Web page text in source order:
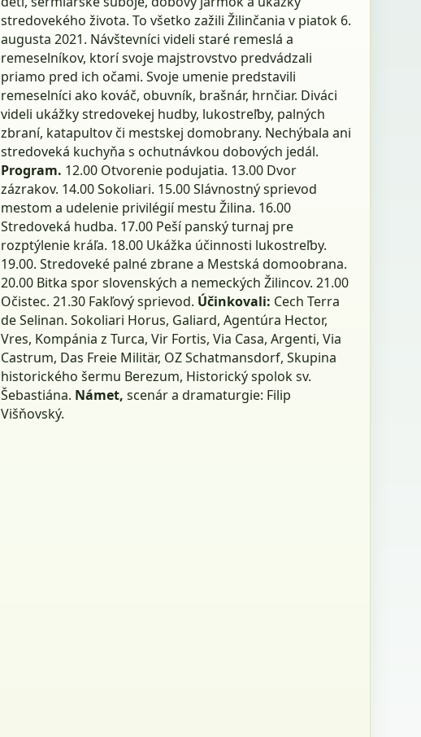
stredovekého života. To všetko zažili Žilinčania v piatok 6.
augusta 2021. Návštevníci videli staré remeslá a
remeselníkov, ktorí svoje majstrovstvo predvádzali
priamo pred ich očami. Svoje umenie predstavili
remeselníci ako kováč, obuvník, brašnár, hrnčiar. Diváci
videli ukážky stredovekej hudby, lukostreľby, palných
zbraní, katapultov či mestskej domobrany. Nechýbala ani
stredoveká kuchyňa s ochutnávkou dobových jedál.
Program. 12.00 Otvorenie podujatia. 13.00 Dvor
zázrakov. 14.00 Sokoliari. 15.00 Slávnostný sprievod
mestom a udelenie privilégií mestu Žilina. 16.00
Stredoveká hudba. 17.00 Peší panský turnaj pre
rozptýlenie kráľa. 18.00 Ukážka účinnosti lukostreľby.
19.00. Stredoveké palné zbrane a Mestská domoobrana.
20.00 Bitka spor slovenských a nemeckých Žilincov. 21.00
Očistec. 21.30 Fakľový sprievod. Účinkovali: Cech Terra
de Selinan. Sokoliari Horus, Galiard, Agentúra Hector,
Vres, Kompánia z Turca, Vir Fortis, Via Casa, Argenti, Via
Castrum, Das Freie Militär, OZ Schatmansdorf, Skupina
historického šermu Berezum, Historický spolok sv.
Šebastiána. Námet, scenár a dramaturgie: Filip
Višňovský.